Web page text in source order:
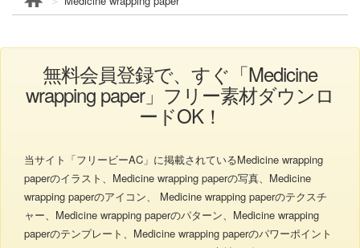
無料会員登録で、すぐ「Medicine
wrapping paper」フリー素材ダウンロ
ードOK！
当サイト「フリービーAC」に掲載されているMedicine wrapping
paperのイラスト、Medicine wrapping paperの写真、Medicine
wrapping paperのアイコン、 Medicine wrapping paperのテクスチ
ャー、Medicine wrapping paperのパターン、Medicine wrapping
paperのテンプレート、Medicine wrapping paperのパワーポイント